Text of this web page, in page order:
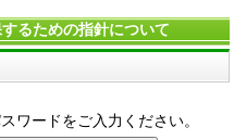
るための指針について
ワードをご入力ください。